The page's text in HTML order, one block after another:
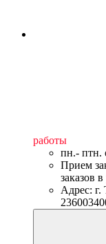
работы
пн.- птн.
Прием
заказов
Адрес: